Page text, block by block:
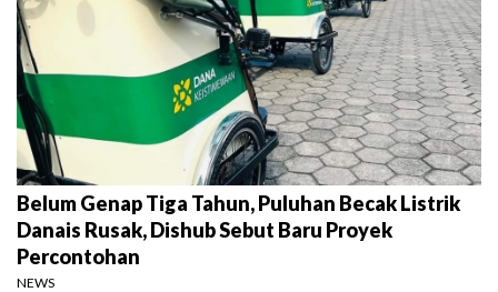
Belum Genap Tiga Tahun, Puluhan Becak Listrik
Danais Rusak, Dishub Sebut Baru Proyek
Percontohan
NEWS